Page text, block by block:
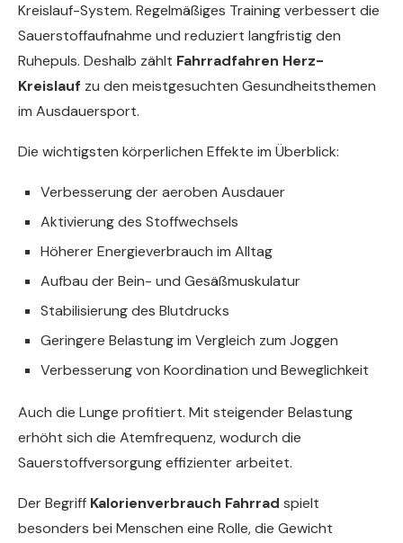
Kreislauf-System. Regelmäßiges Training verbessert die
Sauerstoffaufnahme und reduziert langfristig den
Ruhepuls. Deshalb zählt Fahrradfahren Herz-
Kreislauf zu den meistgesuchten Gesundheitsthemen
im Ausdauersport.
Die wichtigsten körperlichen Effekte im Überblick:
Verbesserung der aeroben Ausdauer
Aktivierung des Stoffwechsels
Höherer Energieverbrauch im Alltag
Aufbau der Bein- und Gesäßmuskulatur
Stabilisierung des Blutdrucks
Geringere Belastung im Vergleich zum Joggen
Verbesserung von Koordination und Beweglichkeit
Auch die Lunge profitiert. Mit steigender Belastung
erhöht sich die Atemfrequenz, wodurch die
Sauerstoffversorgung effizienter arbeitet.
Der Begriff Kalorienverbrauch Fahrrad spielt
besonders bei Menschen eine Rolle, die Gewicht